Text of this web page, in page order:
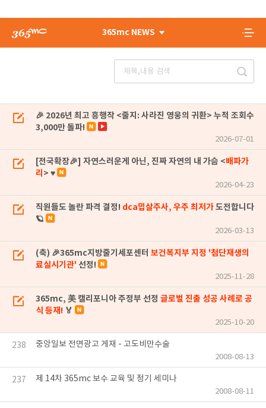
365mc NEWS
🎉 2026년 최고 흥행작 <줄지: 사라진 영웅의 귀환> 누적 조회수
3,000만 돌파!
2026-07-01
[전국확장🎉] 자연스러운게 아닌, 진짜 자연의 내 가슴 <배파가
리 > ♥
2026-04-23
직원들도 놀란 파격 결정! dca밉살주사, 우주 최저가도전합니다
🪐
2026-03-13
(축) 🎉365mc지방줄기세포센터 보건복지부 지정 '첨단재생의
료실시기관' 선정!
2025-11-28
365mc, 美 캘리포니아 주정부 선정 글로벌 진출 성공 사례로 공
식 등재! 🏅
2025-10-20
238 중앙일보 전면광고 게재 - 고도비만수술
2008-08-13
237 제 14차 365mc 보수 교육 및 정기 세미나
2008-08-11